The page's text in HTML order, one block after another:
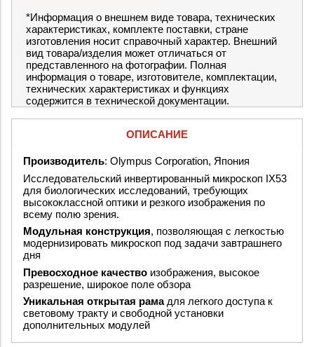
*Информация о внешнем виде товара, технических
характеристиках, комплекте поставки, стране
изготовления носит справочный характер. Внешний
вид товара/изделия может отличаться от
представленного на фотографии. Полная
информация о товаре, изготовителе, комплектации,
технических характеристиках и функциях
содержится в технической документации.
ОПИСАНИЕ
Производитель: Olympus Corporation, Япония
Исследовательский инвертированный микроскоп IX53
для биологических исследований, требующих
высококлассной оптики и резкого изображения по
всему полю зрения.
Модульная конструкция, позволяющая с легкостью
модернизировать микроскоп под задачи завтрашнего
дня
Превосходное качество изображения, высокое
разрешение, широкое поле обзора
Уникальная открытая рамадля легкого доступа к
световому тракту и свободной установки
дополнительных модулей